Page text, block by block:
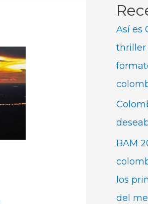
Así es
thriller
BAM
los
del